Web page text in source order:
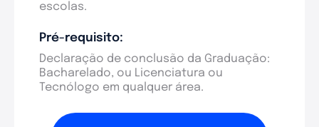
escolas.
Pré-requisito:
Declaração de conclusão da Graduação:
Bacharelado, ou Licenciatura ou
Tecnólogo em qualquer área.